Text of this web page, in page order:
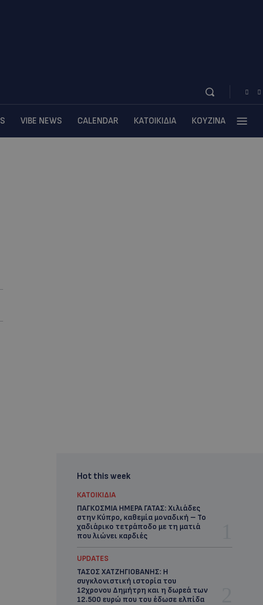
VIBE NEWS CALENDAR ΚΑΤΟΙΚΙΔΙΑ ΚΟΥΖΙΝΑ
Hot this week
ΚΑΤΟΙΚΙΔΙΑ
ΠΑΓΚΟΣΜΙΑ ΗΜΕΡΑ ΓΑΤΑΣ: Χιλιάδες
στην Κύπρο, καθεμία μοναδική – Το
χαδιάρικο τετράποδο με τη ματιά
που λιώνει καρδιές
UPDATES
ΤΑΣΟΣ ΧΑΤΖΗΓΙΟΒΑΝΗΣ: Η
συγκλονιστική ιστορία του
12χρονου Δημήτρη και η δωρεά των
12.500 ευρώ που του έδωσε ελπίδα